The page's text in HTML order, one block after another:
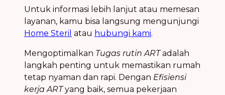
Untuk informasi lebih lanjut atau memesan
layanan, kamu bisa langsung mengunjungi
Home Steril atau hubungi kami.
Mengoptimalkan Tugas rutin ARTadalah
langkah penting untuk memastikan rumah
tetap nyaman dan rapi. Dengan Efisiensi
kerja ARTyang baik, semua pekerjaan